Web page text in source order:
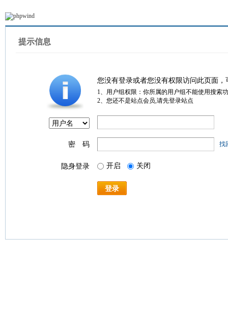
提示信息
您没有登录或者您没有权限访问此页面
1、用户组权限：你所属的用户组不能使用搜索
2、您还不是站点会员,请先登录站点
密 码 找
隐身登录 开启 关闭
登录